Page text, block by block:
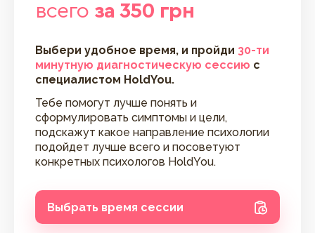
всего за 350 грн
Выбери удобное время, и пройди 30-ти
минутную диагностическую сессию с
специалистом HoldYou.
Тебе помогут лучше понять и
сформулировать симптомы и цели,
подскажут какое направление психологии
подойдет лучше всего и посоветуют
конкретных психологов HoldYou.
Выбрать время сессии